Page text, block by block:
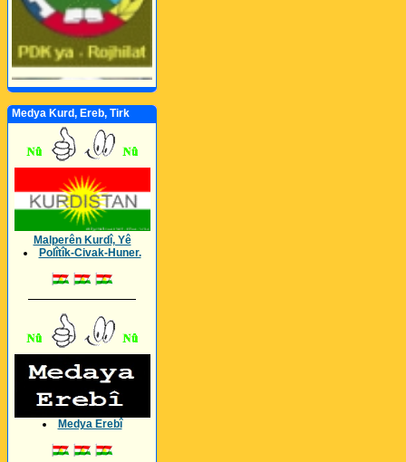
Medya Kurd, Ereb, Tirk
Malperên Kurdî, Yê
Polîtîk-Civak-Huner.
Medya Erebî